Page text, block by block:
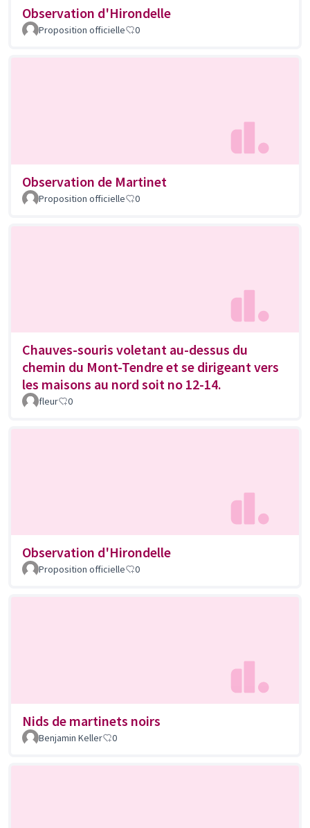
Observation d'Hirondelle
Proposition officielle 0
Observation de Martinet
Proposition officielle 0
Chauves-souris voletant au-dessus du
chemin du Mont-Tendre et se dirigeant vers
les maisons au nord soit no 12-14.
fleur 0
Observation d'Hirondelle
Proposition officielle 0
Nids de martinets noirs
Benjamin Keller 0